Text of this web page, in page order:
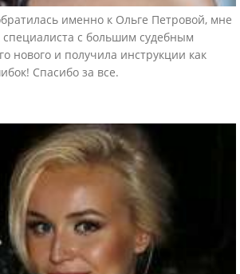
именно к Ольге Петровой, мне
специалиста с большим судебным
нового и получила инструкции как
Спасибо за все.